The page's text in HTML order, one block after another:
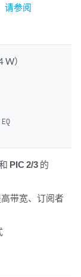
请参阅
）
PIC 2/3的
带宽、订阅者